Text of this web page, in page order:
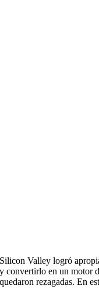
Silicon Valley logró
y convertirlo en un motor
quedaron rezagadas. En